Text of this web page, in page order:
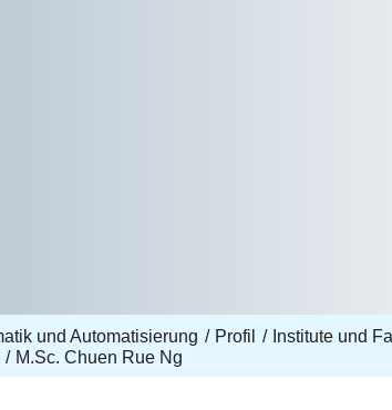
und Automatisierung Profil Institute und
M.Sc. Chuen Rue Ng